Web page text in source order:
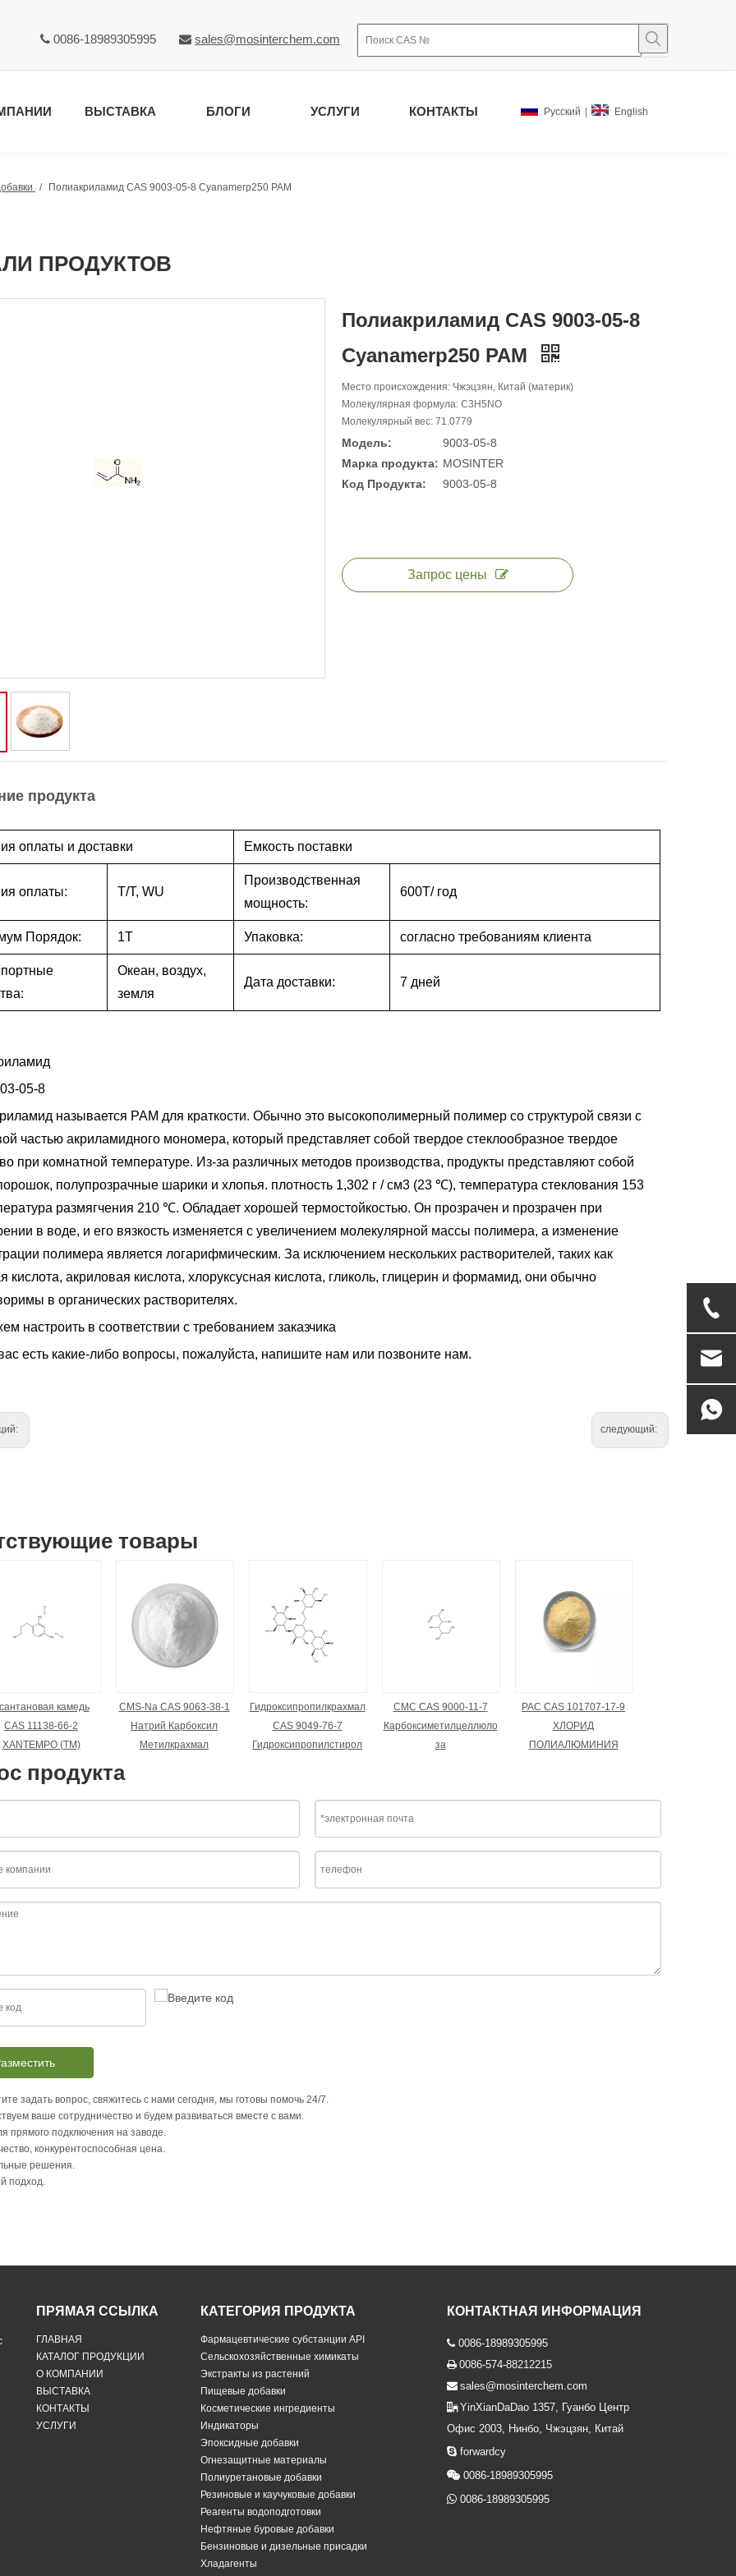
 0086-18989305995  sales@mosinterchem.com
ВЫСТАВКА БЛОГИ УСЛУГИ КОНТАКТЫ Pусский English
/ Полиакриламид CAS 9003-05-8 Cyanamerp250 PAM
ПРОДУКТОВ
Полиакриламид CAS 9003-05-8
Cyanamerp250 PAM
Место происхождения: Чжэцзян, Китай (материк)
Молекулярная формула: C3H5NO
Молекулярный вес: 71.0779
Модель:
9003-05-8
Марка продукта: MOSINTER
Код Продукта:
9003-05-8
Запрос цены
продукта
оплаты и доставки Емкость поставки
оплаты: T/T, WU
Производственная
мощность:
600T/ год
Порядок: 1T Упаковка: согласно требованиям клиента
Океан, воздух,
земля
Дата доставки: 7 дней
05-8
называется PAM для краткости. Обычно это высокополимерный полимер со структурой связи с
частью акриламидного мономера, который представляет собой твердое стеклообразное твердое
при комнатной температуре. Из-за различных методов производства, продукты представляют собой
полупрозрачные шарики и хлопья. плотность 1,302 г / см3 (23 ℃), температура стеклования 153
размягчения 210 ℃. Обладает хорошей термостойкостью. Он прозрачен и прозрачен при
в воде, и его вязкость изменяется с увеличением молекулярной массы полимера, а изменение
полимера является логарифмическим. За исключением нескольких растворителей, таких как
кислота, акриловая кислота, хлоруксусная кислота, гликоль, глицерин и формамид, они обычно
в органических растворителях.
настроить в соответствии с требованием заказчика
есть какие-либо вопросы, пожалуйста, напишите нам или позвоните нам.
следующий:
товары
камедь
CAS 11138-66-2
XANTEMPO (TM)
CMS-Na CAS 9063-38-1
Натрий Карбоксил
Метилкрахмал
Гидроксипропилкрахмал
CAS 9049-76-7
Гидроксипропилстирол
CMC CAS 9000-11-7
Карбоксиметилцеллюло
за
PAC CAS 101707-17-9
ХЛОРИД
ПОЛИАЛЮМИНИЯ
продукта
задать вопрос, свяжитесь с нами сегодня, мы готовы помочь 24/7.
ваше сотрудничество и будем развиваться вместе с вами.
прямого подключения на заводе.
конкурентоспособная цена.
решения.
подход.
ПРЯМАЯ ССЫЛКА
ГЛАВНАЯ
КАТАЛОГ ПРОДУКЦИИ
О КОМПАНИИ
ВЫСТАВКА
КОНТАКТЫ
УСЛУГИ
КАТЕГОРИЯ ПРОДУКТА
Фармацевтические субстанции API
Сельскохозяйственные химикаты
Экстракты из растений
Пищевые добавки
Косметические ингредиенты
Индикаторы
Эпоксидные добавки
Огнезащитные материалы
Полиуретановые добавки
Резиновые и каучуковые добавки
Реагенты водоподготовки
Нефтяные буровые добавки
Бензиновые и дизельные присадки
Хладагенты
КОНТАКТНАЯ ИНФОРМАЦИЯ
 0086-18989305995
 0086-574-88212215
 sales@mosinterchem.com
YinXianDaDao 1357, Гуанбо Центр
Офис 2003, Нинбо, Чжэцзян, Китай
 forwardcy
 0086-18989305995
 0086-18989305995